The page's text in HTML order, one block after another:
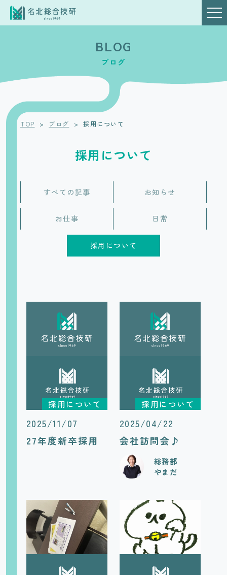
BLOG
ブログ
TOP > ブログ > 採用について
採用について
すべての記事 お知らせ
お仕事 日常
採用について
採用について
2025/11/07
27年度新卒採用
採用について
2025/04/22
会社訪問会♪
総務部
やまだ